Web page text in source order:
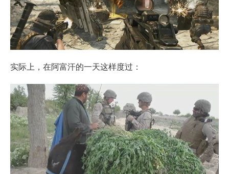
实际上，在阿富汗的一天这样度过：